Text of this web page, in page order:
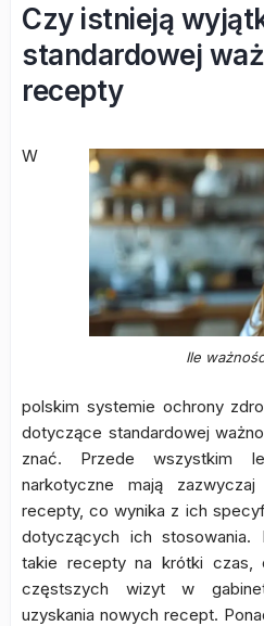
Czy istnieją
standardowej
recepty
Ile
W
polskim systemie ochrony
dotyczące standardowej
znać. Przede wszystkim
narkotyczne mają
recepty, co wynika z ich
dotyczących ich stosowania.
takie recepty na krótki czas,
częstszych wizyt w
uzyskania nowych recept.